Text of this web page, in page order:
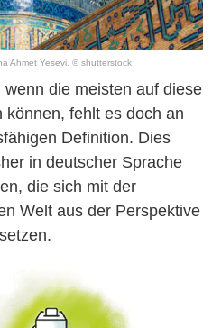
Ahmet Yesevi. © shutterstock
wenn die meisten auf diese
können, fehlt es doch an
Definition. Dies
in deutscher Sprache
die sich mit der
Welt aus der Perspektive